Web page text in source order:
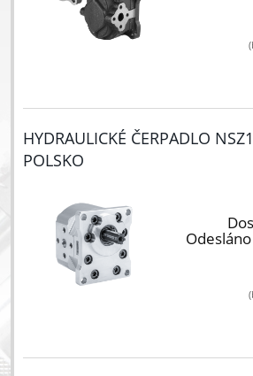
HYDRAULICKÉ ČERPADLO
POLSKO